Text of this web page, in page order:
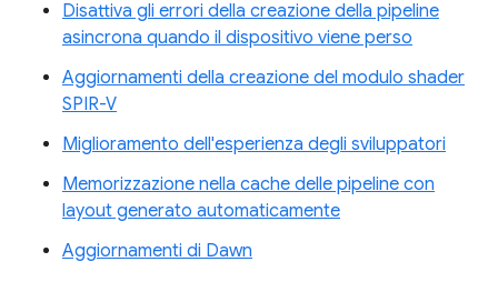
Disattiva gli errori della creazione della pipeline
asincrona quando il dispositivo viene perso
Aggiornamenti della creazione del modulo shader
SPIR-V
Miglioramento dell'esperienza degli sviluppatori
Memorizzazione nella cache delle pipeline con
layout generato automaticamente
Aggiornamenti di Dawn